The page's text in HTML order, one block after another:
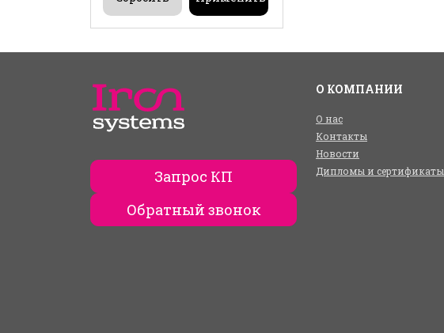
Запрос КП
Обратный звонок
О КОМПАНИИ
О нас
Контакты
Новости
Дипломы и сертификаты